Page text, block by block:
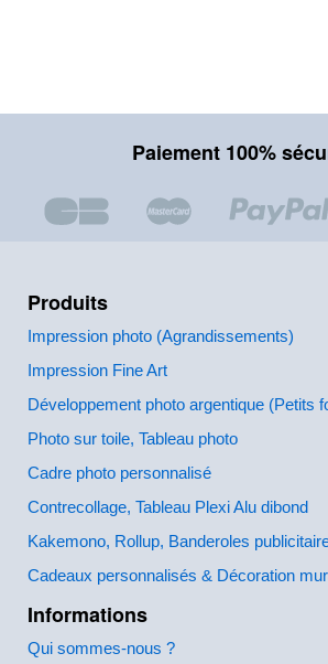
Paiement 100%
Produits
Impression photo (Agrandissements)
Impression Fine Art
Développement photo argentique (Petits
Photo sur toile, Tableau photo
Cadre photo personnalisé
Contrecollage, Tableau Plexi Alu dibond
Kakemono, Rollup, Banderoles
Cadeaux personnalisés & Décoration
Informations
Qui sommes-nous ?